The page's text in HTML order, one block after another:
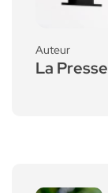
Auteur
La Presse